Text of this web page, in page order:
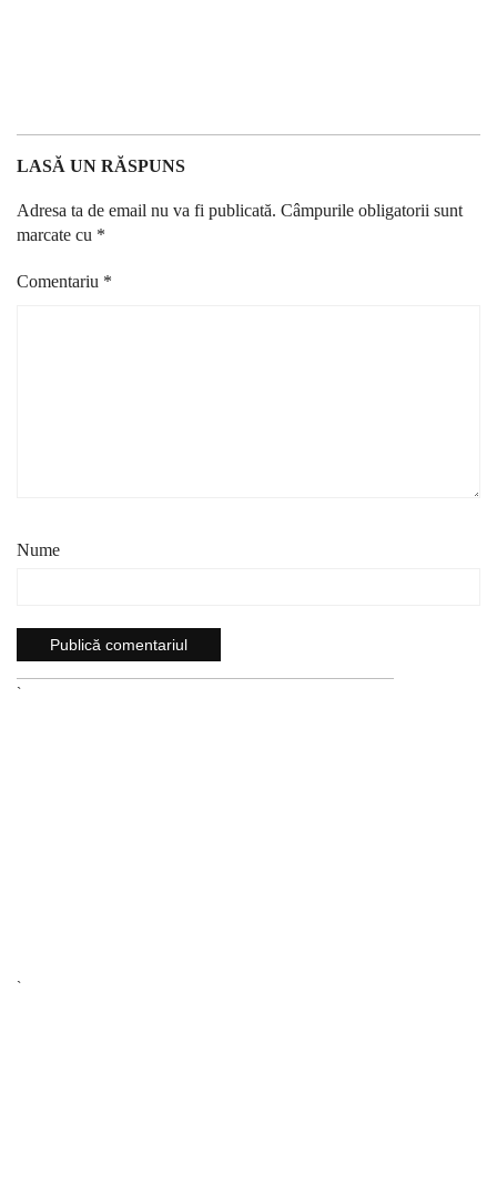
LASĂ UN RĂSPUNS
Adresa ta de email nu va fi publicată. Câmpurile obligatorii sunt
marcate cu *
Comentariu *
Nume
`
`